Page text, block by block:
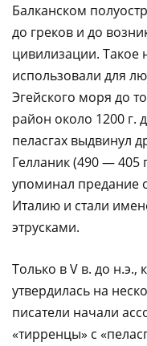
Балканском
до греков и до
цивилизации. Такое
использовали для
Эгейского моря до
район около 1200
пеласгах выдвинул
Гелланик (490 — 405
упоминал предание
Италию и стали
этрусками.
Только в V в. до н.э.,
утвердилась на
писатели начали
«тирренцы» с